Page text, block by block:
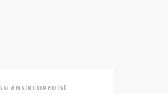
ANSIKLOPEDISI